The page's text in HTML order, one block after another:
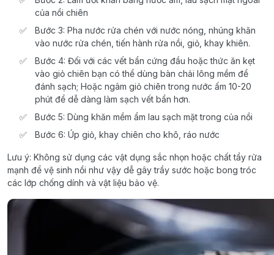
của nồi chiên
Bước 3: Pha nước rửa chén với nước nóng, nhúng khăn
vào nước rửa chén, tiến hành rửa nồi, giỏ, khay khiên.
Bước 4: Đối với các vết bẩn cứng đầu hoặc thức ăn kẹt
vào giỏ chiên bạn có thể dùng bàn chải lông mềm để
đánh sạch; Hoặc ngâm giỏ chiên trong nước ấm 10-20
phút để dễ dàng làm sạch vết bẩn hơn.
Bước 5: Dùng khăn mềm ẩm lau sạch mặt trong của nồi
Bước 6: Úp giỏ, khay chiên cho khô, ráo nước
Lưu ý: Không sử dụng các vật dụng sắc nhọn hoặc chất tẩy rửa
mạnh để vệ sinh nồi như vậy dễ gây trầy sước hoặc bong tróc
các lớp chống dính và vật liệu bảo vệ.